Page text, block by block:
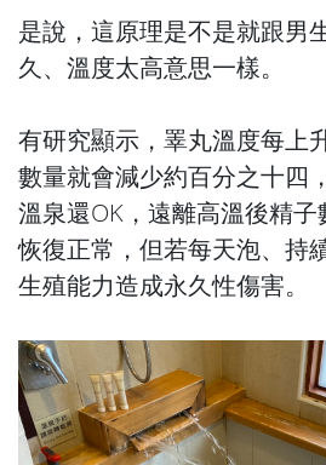
是說，這原理是不是就跟男
久、溫度太高意思一樣。
有研究顯示，睪丸溫度每上
數量就會減少約百分之十四
溫泉還OK，遠離高溫後精
恢復正常，但若每天泡、持
生殖能力造成永久性傷害。